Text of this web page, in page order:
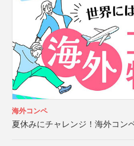
海外コンペ
夏休みにチャレンジ！海外コン